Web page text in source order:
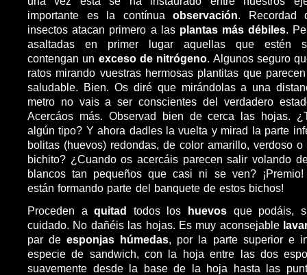
importante es la contínuaobservación. Recordad
insectos atacan primero a las plantas más débiles.
asaltadas en primer lugar aquellas que estén
contengan un exceso de nitrógeno. Algunos seguro
ratos mirando vuestras hermosas plantitas que
saludable. Bien. Os diré que mirándolas a una
metro no vais a ser conscientes del verdadero
Acercáos más. Observad bien de cerca las hojas.
algún tipo? Y ahora dadles la vuelta y mirad la parte
bolitas (huevos) redondas, de color amarillo, verdoso
bichito? ¿Cuando os acercáis parecen salir volando
blancos tan pequeños que casi ni se ven? ¡Premio!
están formando parte del banquete de estos bichos!
Proceden aquitad todos los huevos que podáis,
cuidado. No dañéis las hojas. Es muy aconsejable
par deesponjas húmedas, por la parte superior e
especie de sandwich, con la hoja entre las dos
suavemente desde la base de la hoja hasta las